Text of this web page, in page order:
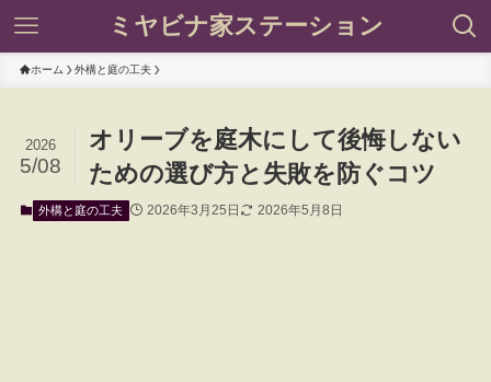
ミヤビナ家ステーション
ホーム 外構と庭の工夫
オリーブを庭木にして後悔しない
ための選び方と失敗を防ぐコツ
2026
5/08
外構と庭の工夫 2026年3月25日 2026年5月8日